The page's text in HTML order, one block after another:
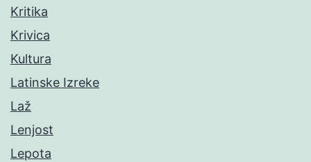
Kritika
Krivica
Kultura
Latinske Izreke
Laž
Lenjost
Lepota